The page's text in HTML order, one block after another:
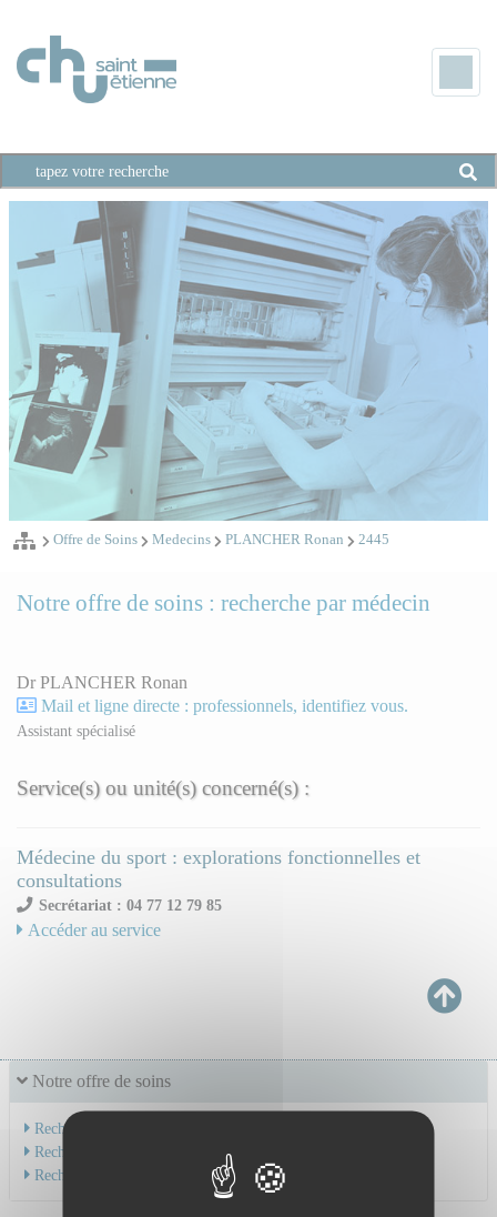
Offre de Soins Medecins PLANCHER Ronan 2445
Notre offre de soins
Recherche par service
Recherche par spécialité
Recherche par médecin
Notre offre de soins : recherche par médecin
Dr PLANCHER Ronan
Mail et ligne directe : professionnels, identifiez vous.
Assistant spécialisé
Service(s) ou unité(s) concerné(s) :
Médecine du sport : explorations fonctionnelles et
consultations
Secrétariat : 04 77 12 79 85
Accéder au service